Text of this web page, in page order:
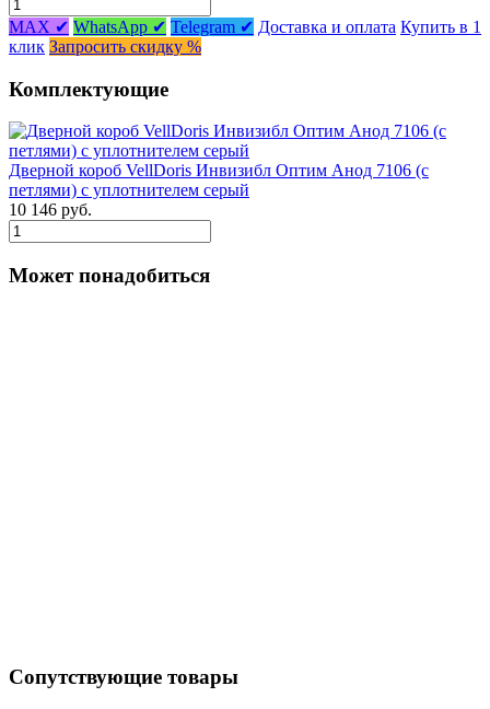
MAX ✔ WhatsApp ✔ Telegram ✔ Доставка и оплата Купить в 1
клик Запросить скидку %
Комплектующие
Дверной короб VellDoris Инвизибл Оптим Анод 7106 (с
петлями) с уплотнителем серый
10 146 руб.
Может понадобиться
Сопутствующие товары